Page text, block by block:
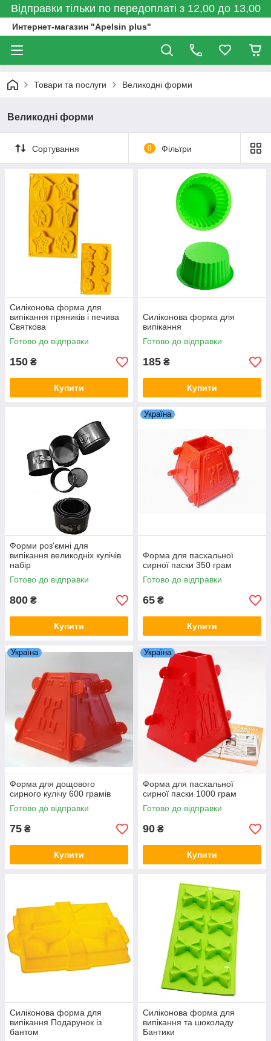
Відправки тільки по передоплаті з 12,00 до 13,00
Интернет-магазин "Apelsin plus"
Товари та послуги Великодні форми
Великодні форми
Сортування 0 Фільтри
Силіконова форма для
випікання пряників і печива
Святкова
Готово до відправки
150 ₴
Купити
Силіконова форма для
випікання
Готово до відправки
185 ₴
Купити
Форми роз'ємні для
випікання великодніх кулічів
набір
Готово до відправки
800 ₴
Купити
Україна
Форма для пасхальної
сирної паски 350 грам
Готово до відправки
65 ₴
Купити
Україна
Форма для дощового
сирного кулічу 600 грамів
Готово до відправки
75 ₴
Купити
Україна
Форма для пасхальної
сирної паски 1000 грам
Готово до відправки
90 ₴
Купити
Силіконова форма для
випікання Подарунок із
бантом
Силіконова форма для
випікання та шоколаду
Бантики